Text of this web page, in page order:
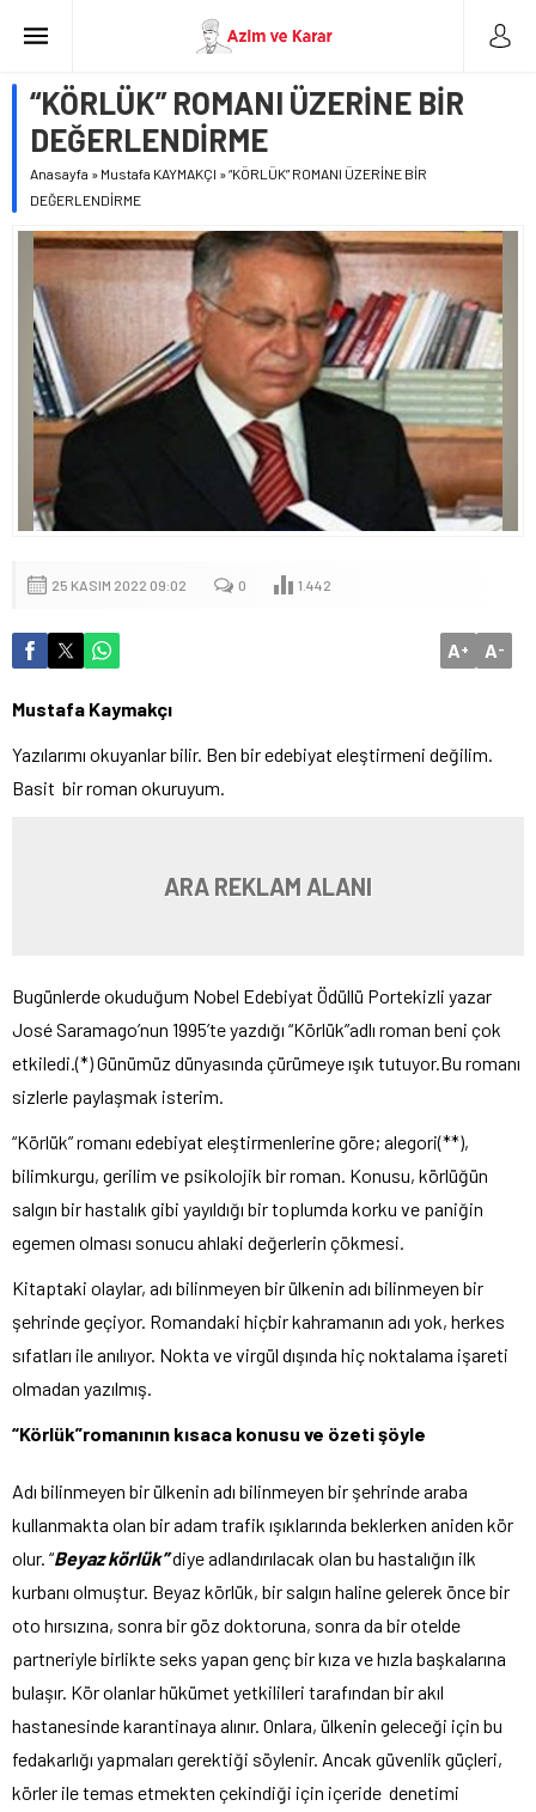
“KÖRLÜK” ROMANI ÜZERİNE BİR
DEĞERLENDİRME
Anasayfa » Mustafa KAYMAKÇI »“KÖRLÜK” ROMANI ÜZERİNE BİR
DEĞERLENDİRME
25 KASIM 2022 09:02 0 1.442
A+ A-
Mustafa Kaymakçı
Yazılarımı okuyanlar bilir. Ben bir edebiyat eleştirmeni değilim.
Basit bir roman okuruyum.
ARA REKLAM ALANI
Bugünlerde okuduğum Nobel Edebiyat Ödüllü Portekizli yazar
José Saramago’nun 1995’te yazdığı “Körlük”adlı roman beni çok
etkiledi.(*) Günümüz dünyasında çürümeye ışık tutuyor.Bu romanı
sizlerle paylaşmak isterim.
“Körlük” romanı edebiyat eleştirmenlerine göre; alegori(**),
bilimkurgu, gerilim ve psikolojik bir roman. Konusu, körlüğün
salgın bir hastalık gibi yayıldığı bir toplumda korku ve paniğin
egemen olması sonucu ahlaki değerlerin çökmesi.
Kitaptaki olaylar, adı bilinmeyen bir ülkenin adı bilinmeyen bir
şehrinde geçiyor. Romandaki hiçbir kahramanın adı yok, herkes
sıfatları ile anılıyor. Nokta ve virgül dışında hiç noktalama işareti
olmadan yazılmış.
“Körlük”romanının kısaca konusu ve özeti şöyle
Adı bilinmeyen bir ülkenin adı bilinmeyen bir şehrinde araba
kullanmakta olan bir adam trafik ışıklarında beklerken aniden kör
olur. “Beyaz körlük”diye adlandırılacak olan bu hastalığın ilk
kurbanı olmuştur. Beyaz körlük, bir salgın haline gelerek önce bir
oto hırsızına, sonra bir göz doktoruna, sonra da bir otelde
partneriyle birlikte seks yapan genç bir kıza ve hızla başkalarına
bulaşır. Kör olanlar hükümet yetkilileri tarafından bir akıl
hastanesinde karantinaya alınır. Onlara, ülkenin geleceği için bu
fedakarlığı yapmaları gerektiği söylenir. Ancak güvenlik güçleri,
körler ile temas etmekten çekindiği için içeride denetimi